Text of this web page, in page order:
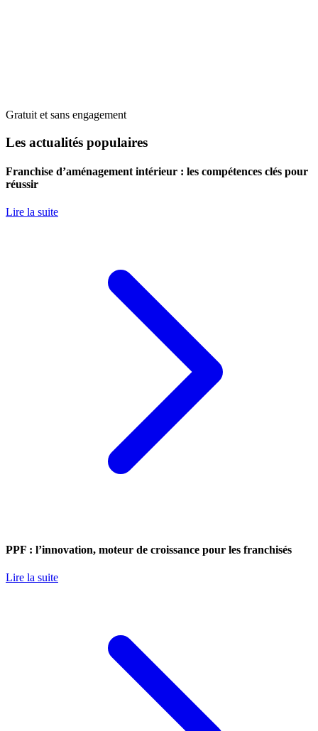
Gratuit et sans engagement
Les actualités populaires
Franchise d’aménagement intérieur : les compétences clés pour
réussir
Lire la suite
PPF : l’innovation, moteur de croissance pour les franchisés
Lire la suite